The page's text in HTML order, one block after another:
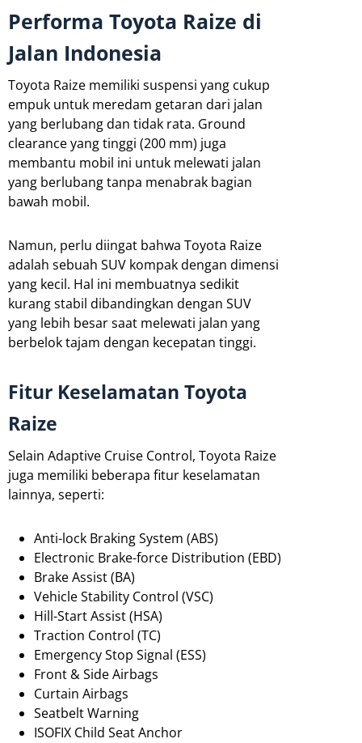
Performa Toyota Raize di
Jalan Indonesia
Toyota Raize memiliki suspensi yang cukup
empuk untuk meredam getaran dari jalan
yang berlubang dan tidak rata. Ground
clearance yang tinggi (200 mm) juga
membantu mobil ini untuk melewati jalan
yang berlubang tanpa menabrak bagian
bawah mobil.
Namun, perlu diingat bahwa Toyota Raize
adalah sebuah SUV kompak dengan dimensi
yang kecil. Hal ini membuatnya sedikit
kurang stabil dibandingkan dengan SUV
yang lebih besar saat melewati jalan yang
berbelok tajam dengan kecepatan tinggi.
Fitur Keselamatan Toyota
Raize
Selain Adaptive Cruise Control, Toyota Raize
juga memiliki beberapa fitur keselamatan
lainnya, seperti:
Anti-lock Braking System (ABS)
Electronic Brake-force Distribution (EBD)
Brake Assist (BA)
Vehicle Stability Control (VSC)
Hill-Start Assist (HSA)
Traction Control (TC)
Emergency Stop Signal (ESS)
Front & Side Airbags
Curtain Airbags
Seatbelt Warning
ISOFIX Child Seat Anchor